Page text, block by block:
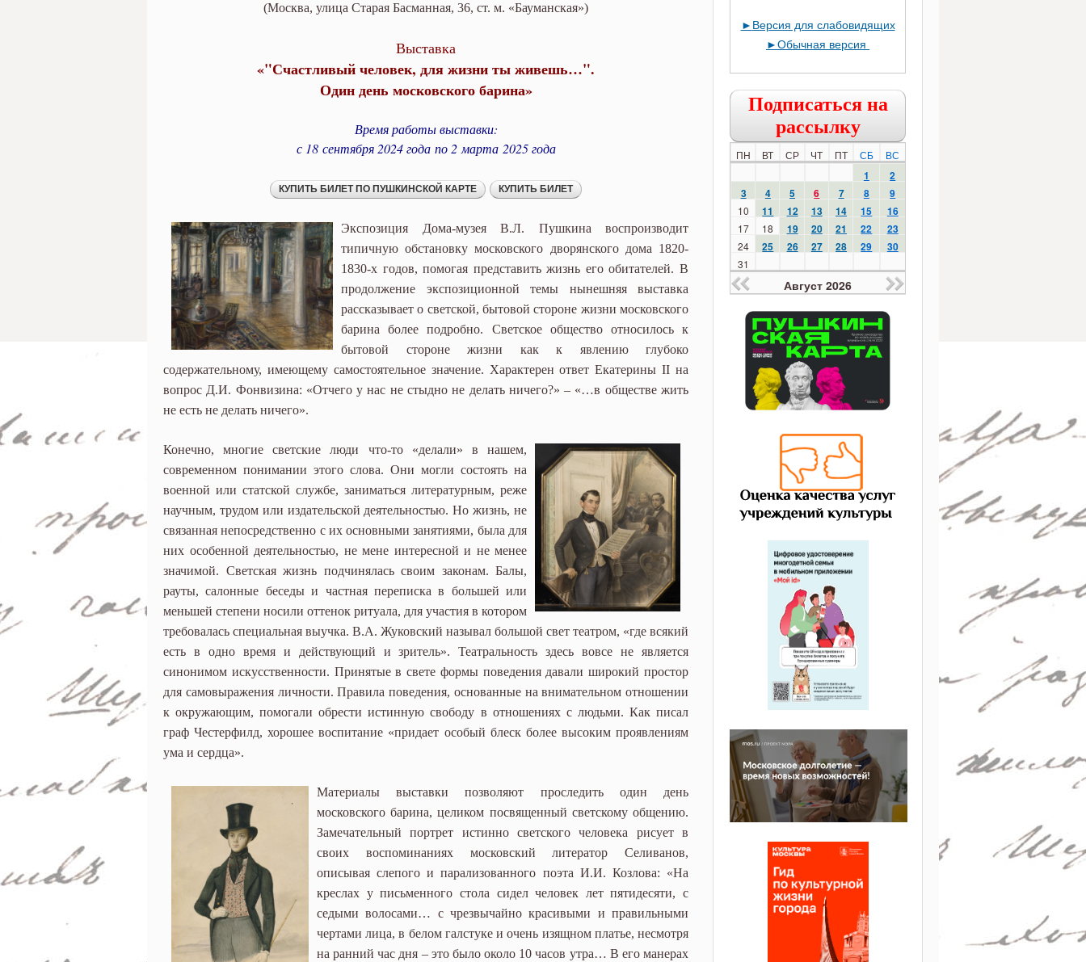
живешь…". Один день московского барина»
(Москва, улица Старая Басманная, 36, ст. м. «Бауманская»)
Выставка
«"Счастливый человек, для жизни ты живешь…".
Один день московского барина»
Время работы выставки:
с 18 сентября 2024 года по 2 марта 2025 года
Экспозиция Дома-музея В.Л. Пушкина воспроизводит
типичную обстановку московского дворянского дома 1820-
1830-х годов, помогая представить жизнь его обитателей. В
продолжение экспозиционной темы нынешняя выставка
рассказывает о светской, бытовой стороне жизни московского
барина более подробно. Светское общество относилось к
бытовой стороне жизни как к явлению глубоко
содержательному, имеющему самостоятельное значение. Характерен ответ Екатерины II на
вопрос Д.И. Фонвизина: «Отчего у нас не стыдно не делать ничего?» – «…в обществе жить
не есть не делать ничего».
Конечно, многие светские люди что-то «делали» в нашем,
современном понимании этого слова. Они могли состоять на
военной или статской службе, заниматься литературным, реже
научным, трудом или издательской деятельностью. Но жизнь, не
связанная непосредственно с их основными занятиями, была для
них особенной деятельностью, не мене интересной и не менее
значимой. Светская жизнь подчинялась своим законам. Балы,
рауты, салонные беседы и частная переписка в большей или
меньшей степени носили оттенок ритуала, для участия в котором
требовалась специальная выучка. В.А. Жуковский называл большой свет театром, «где всякий
есть в одно время и действующий и зритель». Театральность здесь вовсе не является
синонимом искусственности. Принятые в свете формы поведения давали широкий простор
для самовыражения личности. Правила поведения, основанные на внимательном отношении
к окружающим, помогали обрести истинную свободу в отношениях с людьми. Как писал
граф Честерфилд, хорошее воспитание «придает особый блеск более высоким проявлениям
ума и сердца».
Материалы выставки позволяют проследить один день
московского барина, целиком посвященный светскому общению.
Замечательный портрет истинно светского человека рисует в
своих воспоминаниях московский литератор Селиванов,
описывая слепого и парализованного поэта И.И. Козлова: «На
креслах у письменного стола сидел человек лет пятидесяти, с
седыми волосами… с чрезвычайно красивыми и правильными
чертами лица, в белом галстуке и очень изящном платье, несмотря
на ранний час дня – это было около 10 часов утра… В его манерах
► Версия для слабовидящих
►Обычная версия
Подписаться на
рассылку
ПН ВТ СР ЧТ ПТ СБ ВС
1
2
3
4 5 6 7 8 9
10 11 12 13 14 15 16
17 18 19 20 21 22 23
24 25 26 27 28 29 30
31
Август 2026